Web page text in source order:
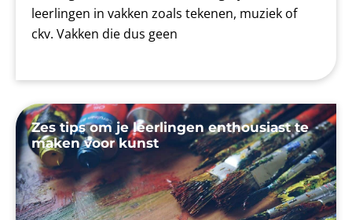
leerlingen in vakken zoals tekenen, muziek of
ckv. Vakken die dus geen
Zes tips om je leerlingen enthousiast te
maken voor kunst